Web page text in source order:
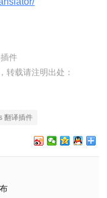
件
转载请注明出处：
翻译插件